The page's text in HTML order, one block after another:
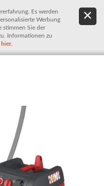
Es werden
Werbung
stimmen Sie der
Informationen zu
hier.